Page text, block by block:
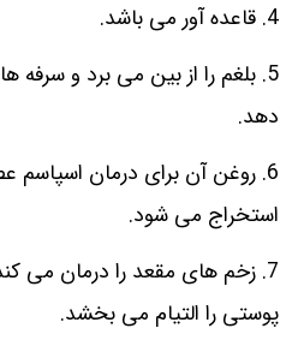
4. قاعده آور می باشد.
5. بلغم را از بین می برد و
دهد.
6. روغن آن برای درمان اسپاسم
استخراج می شود.
7. زخم های مقعد را درمان می
پوستی را التیام می بخشد.